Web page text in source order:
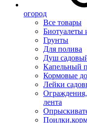
огород
Все товары
Биотуалеты
Грунты
Для полива
Душ
Капельный
Кормовые
Лейки
лента